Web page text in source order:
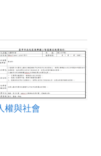
權與社會